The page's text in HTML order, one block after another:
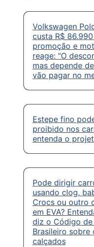
Volkswagen
custa R$
promoção e
reage: “O
mas depende
vão pagar no
Estepe fino
proibido nos
entenda o
Pode dirigir
usando clog,
Crocs ou outro
em EVA?
diz o Código de
Brasileiro sobre
calçados